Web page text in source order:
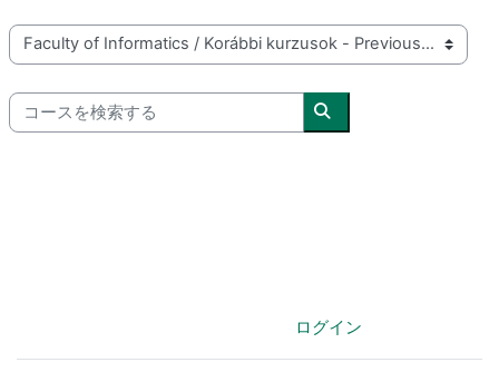
コースカテゴリ
コースを検索する
コースを検索する
ログイン